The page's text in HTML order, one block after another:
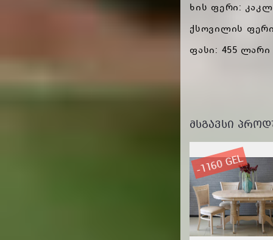
ხის ფერი:
ქსოვილის
ფასი: 455 ლარი
ᲛᲡᲒᲐᲕᲡᲘ
-1160 GEL